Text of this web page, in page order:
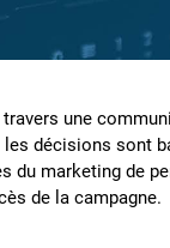
une
décisions sont
marketing de
de la campagne.